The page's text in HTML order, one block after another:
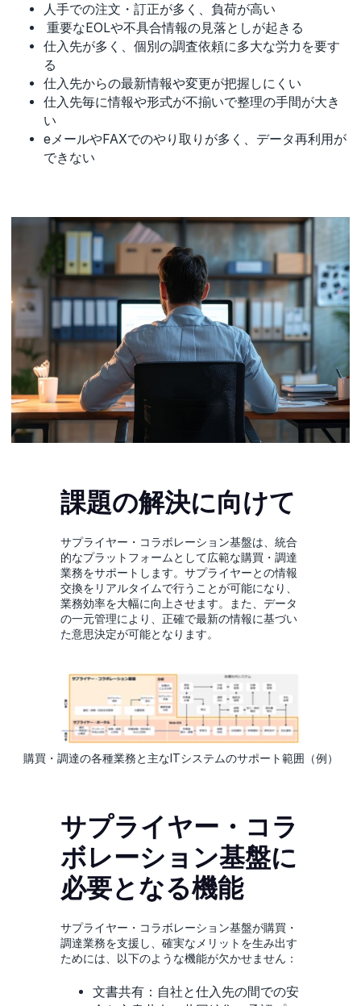
人手での注文・訂正が多く、負荷が高い
重要なEOLや不具合情報の見落としが起きる
仕入先が多く、個別の調査依頼に多大な労力を要す
る
仕入先からの最新情報や変更が把握しにくい
仕入先毎に情報や形式が不揃いで整理の手間が大き
い
eメールやFAXでのやり取りが多く、データ再利用が
できない
課題の解決に向けて
サプライヤー・コラボレーション基盤は、統合
的なプラットフォームとして広範な購買・調達
業務をサポートします。サプライヤーとの情報
交換をリアルタイムで行うことが可能になり、
業務効率を大幅に向上させます。また、データ
の一元管理により、正確で最新の情報に基づい
た意思決定が可能となります。
購買・調達の各種業務と主なITシステムのサポート範囲（例）
サプライヤー・コラ
ボレーション基盤に
必要となる機能
サプライヤー・コラボレーション基盤が購買・
調達業務を支援し、確実なメリットを生み出す
ためには、以下のような機能が欠かせません：
文書共有：自社と仕入先の間での安